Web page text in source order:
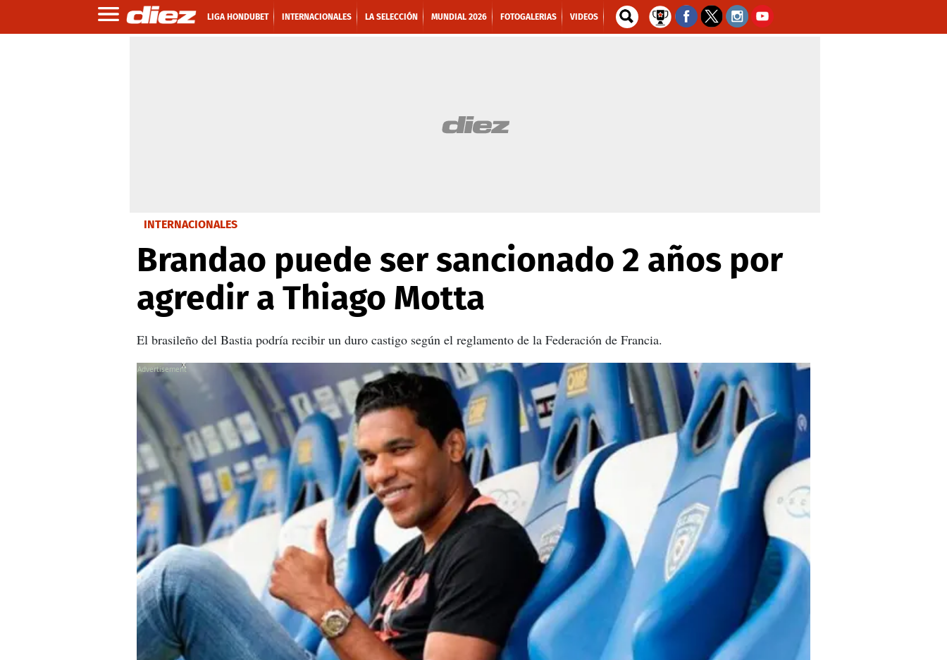
LIGA HONDUBET INTERNACIONALES LA SELECCIÓN MUNDIAL 2026 FOTOGALERIAS VIDEOS
INTERNACIONALES
Brandao puede ser sancionado 2 años por
agredir a Thiago Motta
El brasileño del Bastia podría recibir un duro castigo según el reglamento de la Federación de Francia.
X